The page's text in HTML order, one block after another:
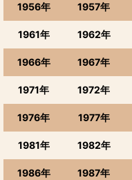
1956年 1957年
1961年 1962年
1966年 1967年
1971年 1972年
1976年 1977年
1981年 1982年
1986年 1987年